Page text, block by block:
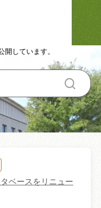
トップページ
しています。
ベースをリニュー